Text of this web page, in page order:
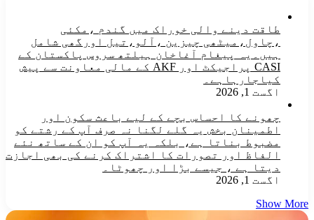
طاقت دینے والی خوراک میں گندم ،مکئی
،چاول،میٹھی چیزین ،آلو،تیل اورگھی شامل
ہیں۔یہ پیغام آغاخان ہیلتھ سروس پاکستان کے
CASI پراجیکٹ اور AKF کے مالی معاونت سے پیش
کیاجارہاہے۔
اگست 1, 2026
چھونے کا احساس بچے کے لیے باعث سکون اور
اطمینان بخش یہ گلے لگنا نہ صرف آپ کے رشتے کو
مضبوط بناتا ہے، بلکہ یہ آپ کو ان کے ساتھ نئے
الفاظ اور تصورات کا اشتراک کرنے کی بھی اجازت
دیتا ہے ، جیسے بڑا اور چھوٹا۔
اگست 1, 2026
Show More